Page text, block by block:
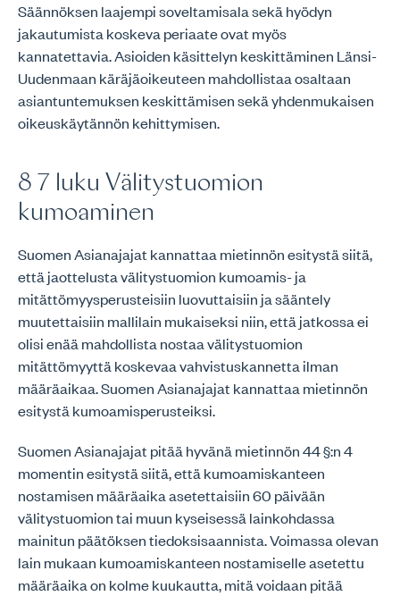
Säännöksen laajempi soveltamisala sekä hyödyn
jakautumista koskeva periaate ovat myös
kannatettavia. Asioiden käsittelyn keskittäminen Länsi-
Uudenmaan käräjäoikeuteen mahdollistaa osaltaan
asiantuntemuksen keskittämisen sekä yhdenmukaisen
oikeuskäytännön kehittymisen.
8 7 luku Välitystuomion
kumoaminen
Suomen Asianajajat kannattaa mietinnön esitystä siitä,
että jaottelusta välitystuomion kumoamis- ja
mitättömyysperusteisiin luovuttaisiin ja sääntely
muutettaisiin mallilain mukaiseksi niin, että jatkossa ei
olisi enää mahdollista nostaa välitystuomion
mitättömyyttä koskevaa vahvistuskannetta ilman
määräaikaa. Suomen Asianajajat kannattaa mietinnön
esitystä kumoamisperusteiksi.
Suomen Asianajajat pitää hyvänä mietinnön 44 §:n 4
momentin esitystä siitä, että kumoamiskanteen
nostamisen määräaika asetettaisiin 60 päivään
välitystuomion tai muun kyseisessä lainkohdassa
mainitun päätöksen tiedoksisaannista. Voimassa olevan
lain mukaan kumoamiskanteen nostamiselle asetettu
määräaika on kolme kuukautta, mitä voidaan pitää